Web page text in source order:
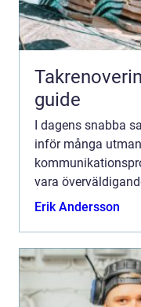
guide
I dagens snabba
inför många
vara
Västerås kan vara...
Erik Andersson